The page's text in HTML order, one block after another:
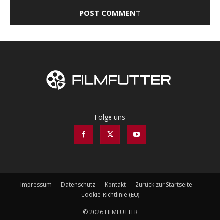
Folge uns
Impressum Datenschutz Kontakt
Zurück zur Startseite
Cookie-Richtlinie (EU)
© 2026 FILMFUTTER